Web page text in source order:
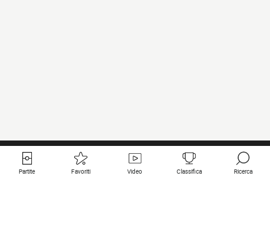
Partite Favoriti Video Classifica Ricerca